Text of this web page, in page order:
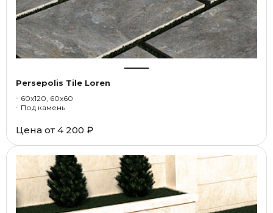
Persepolis Tile Loren
60x120, 60x60
Под камень
Цена от 4 200 ₽